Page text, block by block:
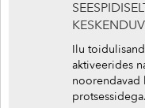
Ilu
aktiveerides
noorendavad
protsessidega.